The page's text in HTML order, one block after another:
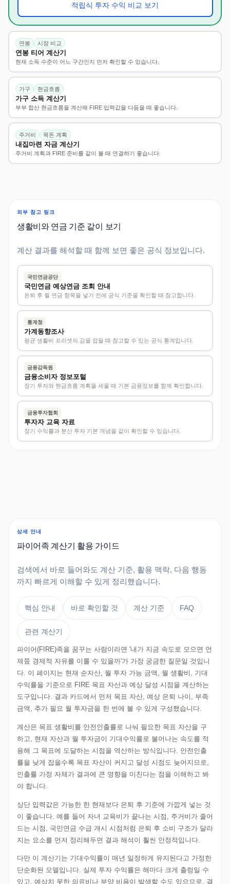
적립식 투자 수익 비교 보기
연봉 시장 비교
연봉 티어 계산기
현재 소득 수준이 어느 구간인지 먼저 확인할 수 있습니다.
가구 현금흐름
가구 소득 계산기
부부 합산 현금흐름을 계산해 FIRE 입력값을 다듬을 때 좋습니다.
주거비 목돈 계획
내집마련 자금 계산기
주거비 계획과 FIRE 준비를 같이 볼 때 연결하기 좋습니다.
외부 참고 링크
생활비와 연금 기준 같이 보기
계산 결과를 해석할 때 함께 보면 좋은 공식 정보입니다.
국민연금공단
국민연금 예상연금 조회 안내
은퇴 후 월 연금 항목을 넣기 전에 공식 기준을 확인할 때 참고합니다.
통계청
가계동향조사
평균 생활비 프리셋의 감을 잡을 때 참고할 수 있는 공식 통계입니다.
금융감독원
금융소비자 정보포털
장기 투자와 현금흐름 계획을 세울 때 기본 금융정보를 함께 확인합니다.
금융투자협회
투자자 교육 자료
장기 수익률과 분산 투자 기본 개념을 같이 확인할 수 있습니다.
상세 안내
파이어족 계산기 활용 가이드
검색에서 바로 들어와도 계산 기준, 활용 맥락, 다음 행동
까지 빠르게 이해할 수 있게 정리했습니다.
핵심 안내 바로 확인할 것 계산 기준 FAQ
관련 계산기
파이어(FIRE)족을 꿈꾸는 사람이라면 '내가 지금 속도로 모으면 언
제쯌 경제적 자유를 이룰 수 있을까'가 가장 궁금한 질문일 것입니
다. 이 페이지는 현재 순자산, 월 투자 가능 금액, 월 생활비, 기대
수익률을 기준으로 FIRE 목표 자산과 예상 달성 시점을 계산하는
도구입니다. 결과 카드에서 먼저 목표 자산, 예상 은퇴 나이, 부족
금액, 추가 필요 월 투자금을 한 번에 볼 수 있게 구성했습니다.
계산은 목표 생활비를 안전인출률로 나눠 필요한 목표 자산을 구
하고, 현재 자산과 월 투자금이 기대수익률로 불어나는 속도를 적
용해 그 목표에 도달하는 시점을 역산하는 방식입니다. 안전인출
률을 낮게 잡을수록 목표 자산이 커지고 달성 시점도 늦어지므로,
인출률 가정 자체가 결과에 큰 영향을 미친다는 점을 이해하고 봐
야 합니다.
상단 입력값은 가능한 한 현재보다 은퇴 후 기준에 가깝게 넣는 것
이 좋습니다. 예를 들어 자녀 교육비가 끝나는 시점, 주거비가 줄어
드는 시점, 국민연금 수급 개시 시점처럼 은퇴 후 소비 구조가 달라
지는 요소를 먼저 정리해두면 결과 해석이 훨씬 안정적입니다.
다만 이 계산기는 기대수익률이 매년 일정하게 유지된다고 가정한
단순화된 모델입니다. 실제 투자 수익률은 해마다 크게 출렁일 수
있고, 예상치 못한 의료비나 부양 비용이 발생할 수도 있으므로, 결